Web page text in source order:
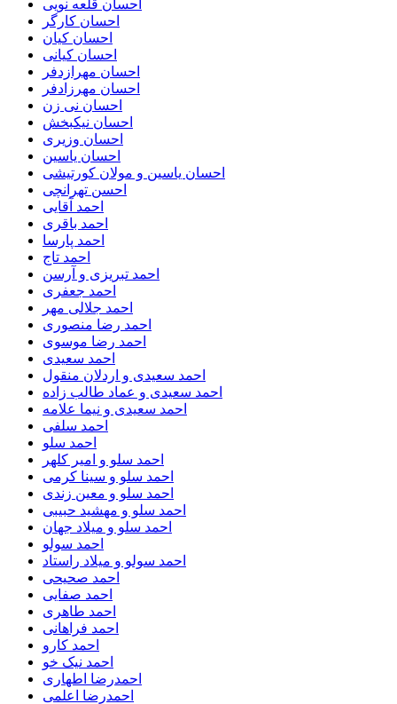
احسان قلعه نویی
احسان کارگر
احسان کیان
احسان کیانی
احسان مهرازدفر
احسان مهرزادفر
احسان نی زن
احسان نیکبخش
احسان وزیری
احسان یاسین
احسان یاسین و مولان کورتیشی
احسن تهرانچی
احمد آقایی
احمد باقری
احمد پارسا
احمد تاج
احمد تبریزی و آرسن
احمد جعفری
احمد جلالی مهر
احمد رضا منصوری
احمد رضا موسوی
احمد سعیدی
احمد سعیدی و اردلان منقول
احمد سعیدی و عماد طالب زاده
احمد سعیدی و نیما علامه
احمد سلفی
احمد سلو
احمد سلو و امیر کلهر
احمد سلو و سینا کرمی
احمد سلو و معین زندی
احمد سلو و مهشید حبیبی
احمد سلو و میلاد جهان
احمد سولو
احمد سولو و میلاد راستاد
احمد صحیحی
احمد صفایی
احمد طاهری
احمد فراهانی
احمد کارو
احمد نیک خو
احمدرضا اطهاری
احمدرضا اعلمی